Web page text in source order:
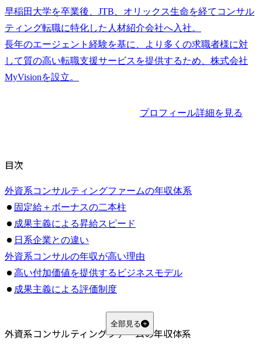
早稲田大学を卒業後、JTB、オリックス生命を経てコンサル
ティング転職に特化した人材紹介会社へ入社。
長年のエージェント経験を基に、より多くの求職者様に対
して質の高い転職支援サービスを提供するため、株式会社
プロフィール詳細を見る
目次
外資系コンサルティングファームの年収体系
固定給＋ボーナスの二本柱
成果主義による昇給スピード
日系企業との違い
外資系コンサルの年収が高い理由
高い付加価値を提供するビジネスモデル
成果主義による評価制度
人材投資を重視するカルチャー
長時間労働と高い負荷への対価
全部見る
外資系コンサルティングファームの年収体系